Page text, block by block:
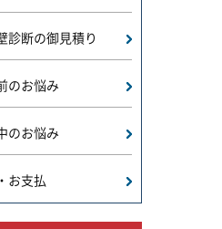
診断の御見積り
のお悩み
のお悩み
お支払